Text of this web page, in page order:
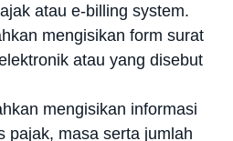
atau e-billing system.
mengisikan form surat
atau yang disebut
mengisikan informasi
pajak, masa serta jumlah